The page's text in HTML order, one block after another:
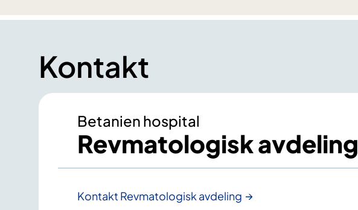
Kontakt
Betanien hospital
Revmatologisk avdeling
Kontakt Revmatologisk avdeling